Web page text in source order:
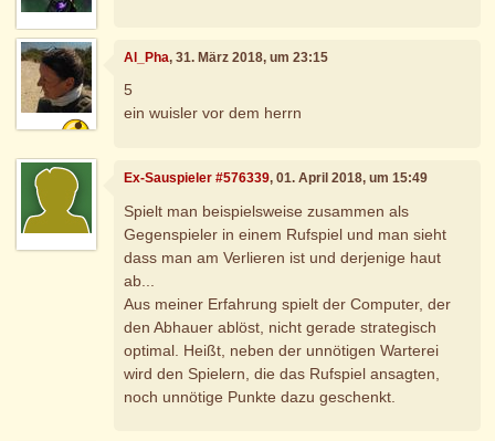
Al_Pha, 31. März 2018, um 23:15
5
ein wuisler vor dem herrn
Ex-Sauspieler #576339, 01. April 2018, um 15:49
Spielt man beispielsweise zusammen als
Gegenspieler in einem Rufspiel und man sieht
dass man am Verlieren ist und derjenige haut
ab...
Aus meiner Erfahrung spielt der Computer, der
den Abhauer ablöst, nicht gerade strategisch
optimal. Heißt, neben der unnötigen Warterei
wird den Spielern, die das Rufspiel ansagten,
noch unnötige Punkte dazu geschenkt.